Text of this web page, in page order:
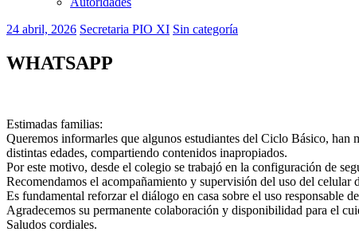
24 abril, 2026 Secretaria PIO XI Sin categoría
WHATSAPP
Estimadas familias:
Queremos informarles que algunos estudiantes del Ciclo Básico, han
distintas edades, compartiendo contenidos inapropiados.
Por este motivo, desde el colegio se trabajó en la configuración de
Recomendamos el acompañamiento y supervisión del uso del
Es fundamental reforzar el diálogo en casa sobre el uso responsable
Agradecemos su permanente colaboración y disponibilidad para el
Saludos cordiales.